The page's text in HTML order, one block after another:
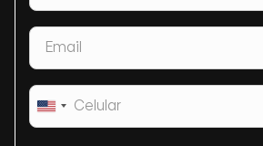
United
States